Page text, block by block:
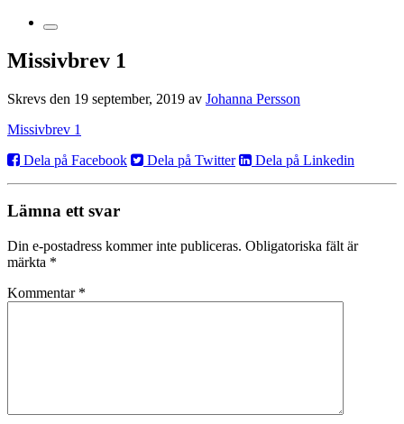
Missivbrev 1
Skrevs den 19 september, 2019 av Johanna Persson
Missivbrev 1
Dela på Facebook
Dela på Twitter Dela på Linkedin
Lämna ett svar
Din e-postadress kommer inte publiceras. Obligatoriska fält är
märkta *
Kommentar *